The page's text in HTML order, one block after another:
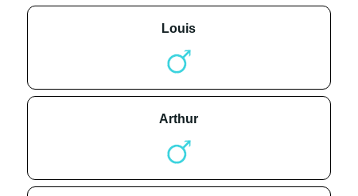
louis
arthur